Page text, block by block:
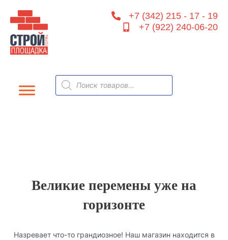
содержимому
+7 (342) 215 - 17 - 19
+7 (922) 240-06-20
Поиск
товаров
Великие перемены уже на
горизонте
Назревает что-то грандиозное! Наш магазин находится в